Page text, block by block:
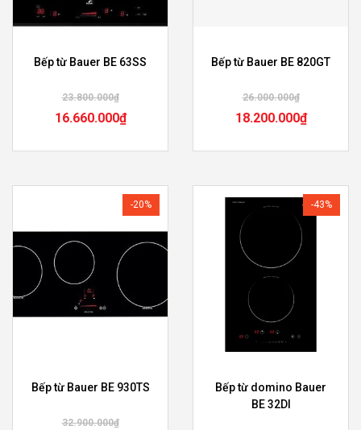
Bếp từ Bauer BE 63SS
23.800.000₫
16.660.000₫
Bếp từ Bauer BE 820GT
26.000.000₫
18.200.000₫
-20%
Bếp từ Bauer BE 930TS
32.900.000₫
-43%
Bếp từ domino Bauer
BE 32DI